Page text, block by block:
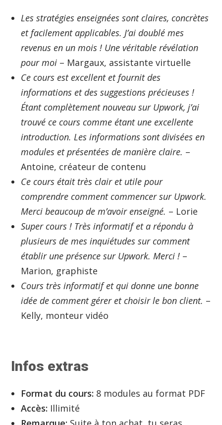
Les stratégies enseignées sont claires, concrètes
et facilement applicables. J’ai doublé mes
revenus en un mois ! Une véritable révélation
pour moi – Margaux, assistante virtuelle
Ce cours est excellent et fournit des
informations et des suggestions précieuses !
Étant complètement nouveau sur Upwork, j’ai
trouvé ce cours comme étant une excellente
introduction. Les informations sont divisées en
modules et présentées de manière claire. –
Antoine, créateur de contenu
Ce cours était très clair et utile pour
comprendre comment commencer sur Upwork.
Merci beaucoup de m’avoir enseigné. – Lorie
Super cours ! Très informatif et a répondu à
plusieurs de mes inquiétudes sur comment
établir une présence sur Upwork. Merci ! –
Marion, graphiste
Cours très informatif et qui donne une bonne
idée de comment gérer et choisir le bon client. –
Kelly, monteur vidéo
Infos extras
Format du cours: 8 modules au format PDF
Accès: Illimité